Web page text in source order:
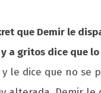
que Demir le
a gritos dice que
le dice que no se